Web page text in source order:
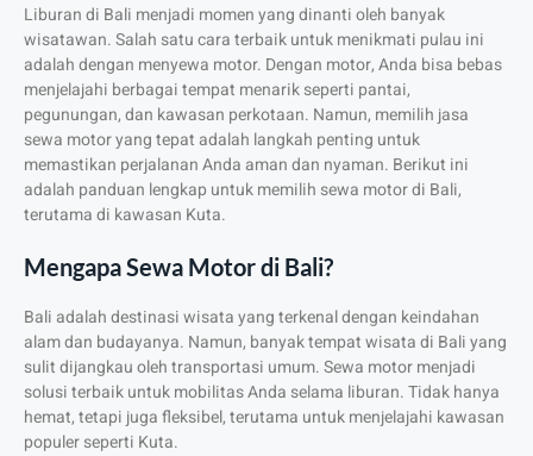
Liburan di Bali menjadi momen yang dinanti oleh banyak
wisatawan. Salah satu cara terbaik untuk menikmati pulau ini
adalah dengan menyewa motor. Dengan motor, Anda bisa bebas
menjelajahi berbagai tempat menarik seperti pantai,
pegunungan, dan kawasan perkotaan. Namun, memilih jasa
sewa motor yang tepat adalah langkah penting untuk
memastikan perjalanan Anda aman dan nyaman. Berikut ini
adalah panduan lengkap untuk memilih sewa motor di Bali,
terutama di kawasan Kuta.
Mengapa Sewa Motor di Bali?
Bali adalah destinasi wisata yang terkenal dengan keindahan
alam dan budayanya. Namun, banyak tempat wisata di Bali yang
sulit dijangkau oleh transportasi umum. Sewa motor menjadi
solusi terbaik untuk mobilitas Anda selama liburan. Tidak hanya
hemat, tetapi juga fleksibel, terutama untuk menjelajahi kawasan
populer seperti Kuta.